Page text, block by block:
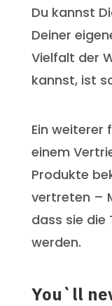
Du kannst
Deiner
Vielfalt der
kannst, ist
Ein weiterer
einem
Produkte
vertreten –
dass sie die
werden.
You`ll